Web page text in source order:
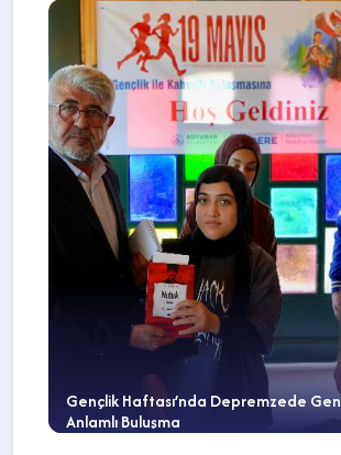
Gençlik Haftası’nda Depremzede
Anlamlı Buluşma